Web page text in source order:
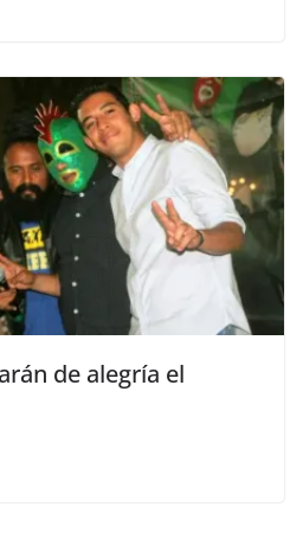
de alegría el